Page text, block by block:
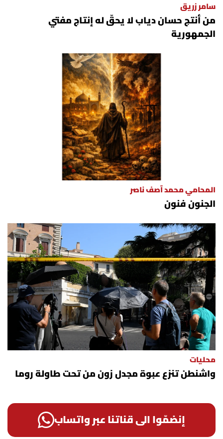
سامر زريق
من أنتج حسان دياب لا يحقّ له إنتاج مفتي
الجمهورية
المحامي محمد آصف ناصر
الجنون فنون
محليات
واشنطن تنزع عبوة مجدل زون من تحت طاولة روما
إنضمّوا الى قناتنا عبر واتساب